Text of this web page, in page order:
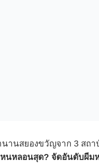
นานสยองขวัญจาก 3 สถ
หนหลอนสุด? จัดอันดับผีม